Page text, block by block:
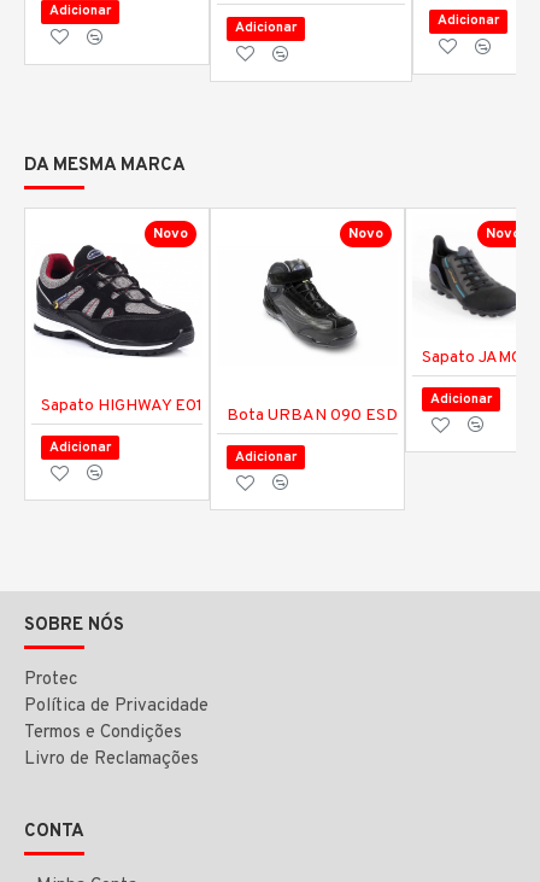
Adicionar
Adicionar Adicionar
DA MESMA MARCA
Novo
Sapato HIGHWAY E01
Adicionar
Novo
Bota URBAN 090 ESD
Adicionar
Novo
Sapato JAMOR
Adicionar
SOBRE NÓS
Protec
Política de Privacidade
Termos e Condições
Livro de Reclamações
CONTA